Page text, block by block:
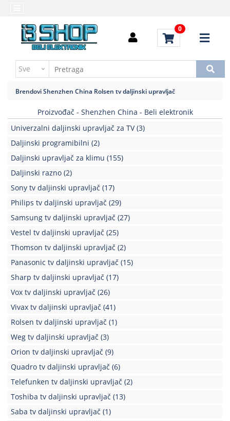
0
Baterija,punjač
Elektromehaničke
komponente
Elektronske
komponente
Elektronske
komponente
Kablovi
priključci
tehnika
Poslovna
oprema,računari
Strujni
Brendovi
Uputstvo
kupovinu
Troškovi
slanja
BrendoviShenzhen China Rolsen tv daljinski upravljač
Proizvođač - Shenzhen China - Beli elektronik
Univerzalni daljinski upravljač za TV (3)
Daljinski programibilni (2)
Daljinski upravljač za klimu (155)
Daljinski razno (2)
Sony tv daljinski upravljač (17)
Philips tv daljinski upravljač (29)
Samsung tv daljinski upravljač (27)
Vestel tv daljinski upravljač (25)
Thomson tv daljinski upravljač (2)
Panasonic tv daljinski upravljač (15)
Sharp tv daljinski upravljač (17)
Vox tv daljinski upravljač (26)
Vivax tv daljinski upravljač (41)
Rolsen tv daljinski upravljač (1)
Weg tv daljinski upravljač (3)
Orion tv daljinski upravljač (9)
Quadro tv daljinski upravljač (6)
Telefunken tv daljinski upravljač (2)
Toshiba tv daljinski upravljač (13)
Saba tv daljinski upravljač (1)